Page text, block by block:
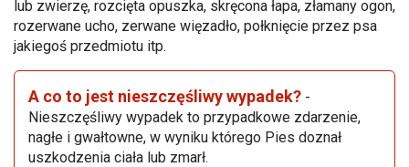
lub zwierzę, rozcięta opuszka, skręcona łapa, złamany ogon,
rozerwane ucho, zerwane więzadło, połknięcie przez psa
jakiegoś przedmiotu itp.
A co to jest nieszczęśliwy wypadek? -
Nieszczęśliwy wypadek to przypadkowe zdarzenie,
nagłe i gwałtowne, w wyniku którego Pies doznał
uszkodzenia ciała lub zmarł.